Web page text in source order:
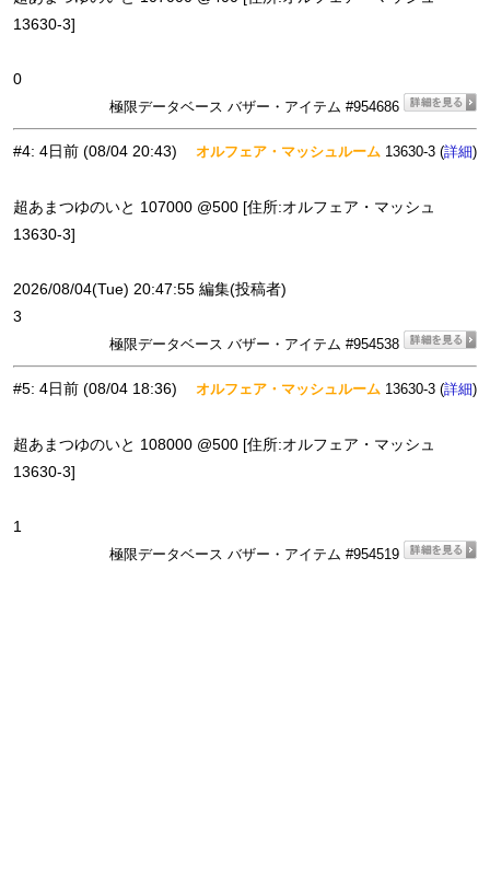
13630-3]
0
極限データベース バザー・アイテム #954686
#4: 4日前 (08/04 20:43) オルフェア・マッシュルーム 13630-3 (詳細)
超あまつゆのいと 107000 @500 [住所:オルフェア・マッシュ
13630-3]
2026/08/04(Tue) 20:47:55 編集(投稿者)
3
極限データベース バザー・アイテム #954538
#5: 4日前 (08/04 18:36) オルフェア・マッシュルーム 13630-3 (詳細)
超あまつゆのいと 108000 @500 [住所:オルフェア・マッシュ
13630-3]
1
極限データベース バザー・アイテム #954519